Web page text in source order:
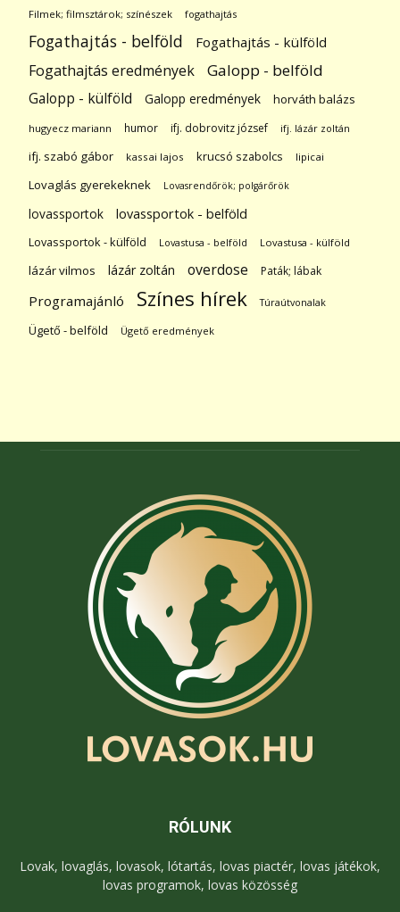
Filmek; filmsztárok; színészek fogathajtás
Fogathajtás - belföld Fogathajtás - külföld
Fogathajtás eredmények Galopp - belföld
Galopp - külföld Galopp eredmények horváth balázs
hugyecz mariann humor ifj. dobrovitz józsef ifj. lázár zoltán
ifj. szabó gábor kassai lajos krucsó szabolcs lipicai
Lovaglás gyerekeknek Lovasrendőrök; polgárőrök
lovassportok lovassportok - belföld
Lovassportok - külföld Lovastusa - belföld Lovastusa - külföld
lázár vilmos lázár zoltán overdose Paták; lábak
Programajánló Színes hírek Túraútvonalak
Ügető - belföld Ügető eredmények
RÓLUNK
Lovak, lovaglás, lovasok, lótartás, lovas piactér, lovas játékok,
lovas programok, lovas közösség